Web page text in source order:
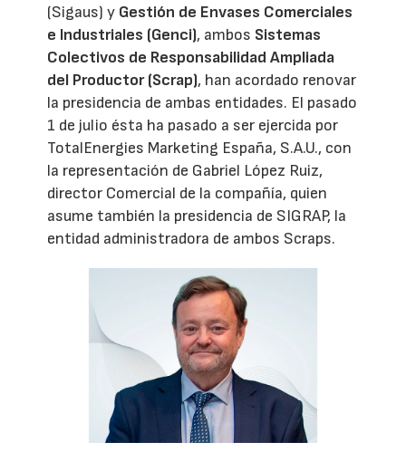
(Sigaus) y Gestión de Envases Comerciales
e Industriales (Genci), ambos Sistemas
Colectivos de Responsabilidad Ampliada
del Productor (Scrap), han acordado renovar
la presidencia de ambas entidades. El pasado
1 de julio ésta ha pasado a ser ejercida por
TotalEnergies Marketing España, S.A.U., con
la representación de Gabriel López Ruiz,
director Comercial de la compañía, quien
asume también la presidencia de SIGRAP, la
entidad administradora de ambos Scraps.